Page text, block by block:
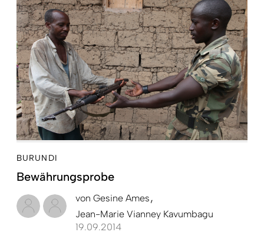
BURUNDI
Bewährungsprobe
von Gesine Ames
Jean-Marie Vianney ­Kavumbagu
19.09.2014